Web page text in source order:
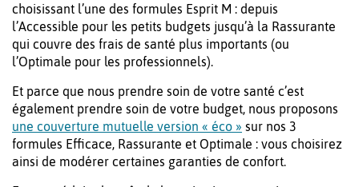
choisissant l’une des formules Esprit M : depuis
l’Accessible pour les petits budgets jusqu’à la Rassurante
qui couvre des frais de santé plus importants (ou
l’Optimale pour les professionnels).
Et parce que nous prendre soin de votre santé c’est
également prendre soin de votre budget, nous proposons
une couverture mutuelle version « éco » sur nos 3
formules Efficace, Rassurante et Optimale : vous choisirez
ainsi de modérer certaines garanties de confort.